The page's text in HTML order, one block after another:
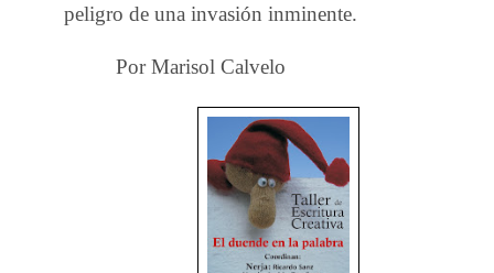
peligro de una invasión inminente.
Por Marisol Calvelo